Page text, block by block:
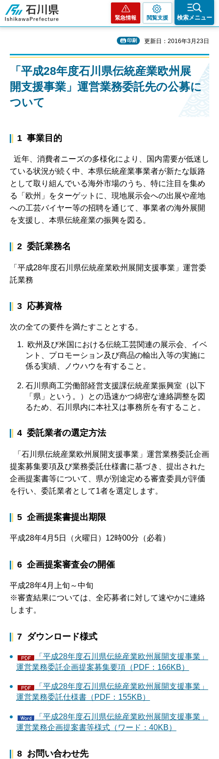
石川県
緊急情報 閲覧支援 検索メニュー
印刷 更新日：2016年3月23日
「平成28年度石川県伝統産業欧州展
開支援事業」運営業務委託先の公募に
ついて
1 事業目的
近年、消費者ニーズの多様化により、国内需要が低迷し
ている状況が続く中、本県伝統産業事業者が新たな販路
として取り組んでいる海外市場のうち、特に注目を集め
る「欧州」をターゲットに、現地展示会への出展や産地
への工芸バイヤー等の招聘を通じて、事業者の海外展開
を支援し、本県伝統産業の振興を図る。
2 委託業務名
「平成28年度石川県伝統産業欧州展開支援事業」運営委
託業務
3 応募資格
次の全ての要件を満たすこととする。
欧州及び米国における伝統工芸関連の展示会、イベ
ント、プロモーション及び商品の輸出入等の実施に
係る実績、ノウハウを有すること。
石川県商工労働部経営支援課伝統産業振興室（以下
「県」という。）との迅速かつ綿密な連絡調整を図
るため、石川県内に本社又は事務所を有すること。
4 委託業者の選定方法
「石川県伝統産業欧州展開支援事業」運営業務委託企画
提案募集要項及び業務委託仕様書に基づき、提出された
企画提案書等について、県が別途定める審査委員が評価
を行い、委託業者として1者を選定します。
5 企画提案書提出期限
平成28年4月5日（火曜日）12時00分（必着）
6 企画提案審査会の開催
平成28年4月上旬～中旬
※審査結果については、全応募者に対して速やかに連絡
します。
7 ダウンロード様式
「平成28年度石川県伝統産業欧州展開支援事業」
運営業務委託企画提案募集要項（PDF：166KB）
「平成28年度石川県伝統産業欧州展開支援事業」
運営業務委託仕様書（PDF：155KB）
「平成28年度石川県伝統産業欧州展開支援事業」
運営業務企画提案書等様式（ワード：40KB）
8 お問い合わせ先